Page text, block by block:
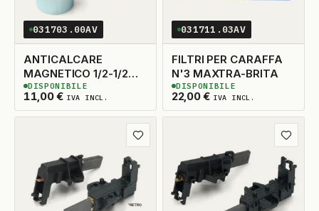
031703.00AV
ANTICALCARE
MAGNETICO 1/2-1/2
PER DOCCE-CALDAIE
11,00€ IVA INCL.
3DISPONIBILI
DISPONIBILE
031711.03AV
FILTRI PER CARAFFA
N'3 MAXTRA-BRITA
22,00€ IVA INCL.
2DISPONIBILI
DISPONIBILE
Aggiungi ai preferiti